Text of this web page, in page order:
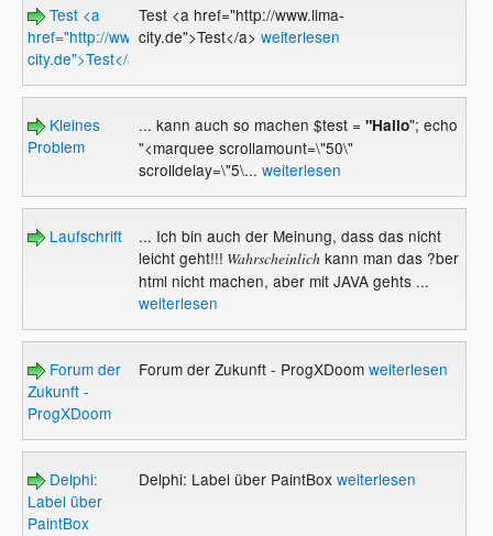
Test <a
href="http://www.lima-
city.de">Test</a>
Test <a href="http://www.lima-
city.de">Test</a> weiterlesen
Kleines
Problem
... kann auch so machen $test = "Hallo"; echo
"<marquee scrollamount=\"50\"
scrolldelay=\"5\... weiterlesen
Laufschrift
... Ich bin auch der Meinung, dass das nicht
leicht geht!!! Wahrscheinlichkann man das ?ber
html nicht machen, aber mit JAVA gehts ...
weiterlesen
Forum der
Zukunft -
ProgXDoom
Forum der Zukunft - ProgXDoom weiterlesen
Delphi:
Label über
PaintBox
Delphi: Label über PaintBox weiterlesen